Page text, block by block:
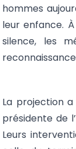
hommes
leur enfance.
silence, les
La projection
présidente de
Leurs